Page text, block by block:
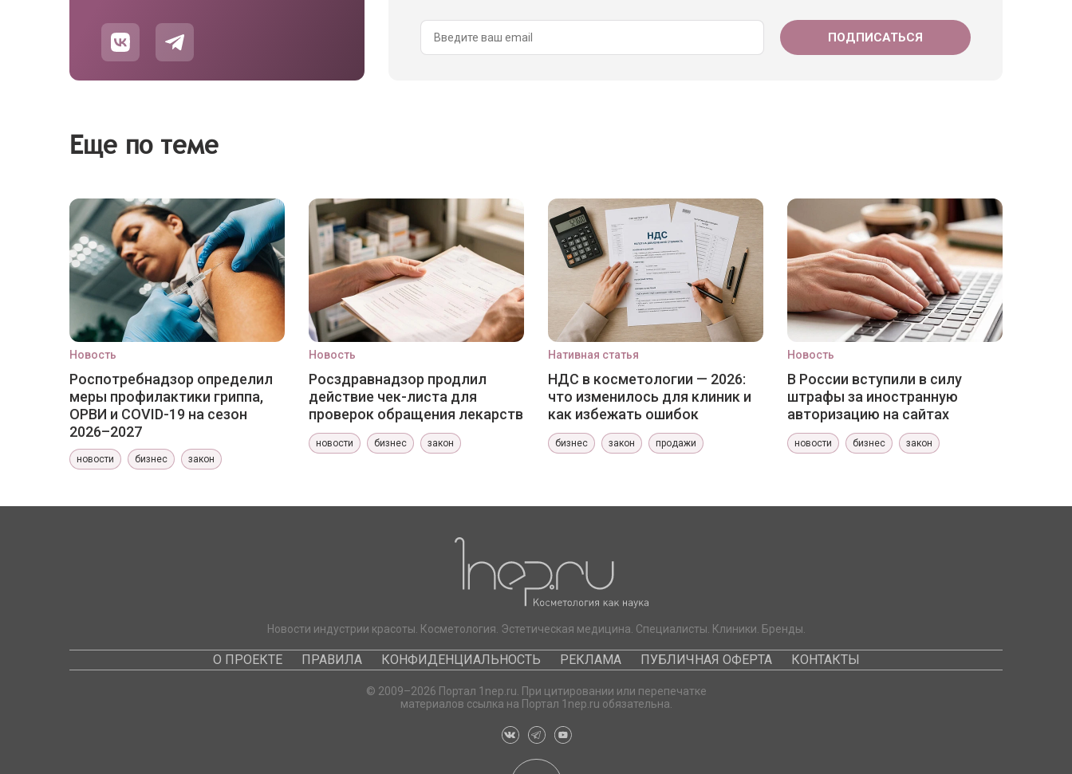
Еще по теме
Новость
Роспотребнадзор определил
меры профилактики гриппа,
ОРВИ и COVID-19 на сезон
2026–2027
новости бизнес закон
Новость
Росздравнадзор продлил
действие чек-листа для
проверок обращения лекарств
новости бизнес закон
Нативная статья
НДС в косметологии — 2026:
что изменилось для клиник и
как избежать ошибок
бизнес закон продажи
Новость
В России вступили в силу
штрафы за иностранную
авторизацию на сайтах
новости бизнес закон
Новости индустрии красоты. Косметология. Эстетическая медицина. Специалисты. Клиники. Бренды.
О ПРОЕКТЕ ПРАВИЛА КОНФИДЕНЦИАЛЬНОСТЬ РЕКЛАМА ПУБЛИЧНАЯ ОФЕРТА КОНТАКТЫ
© 2009–2026 Портал 1nep.ru. При цитировании или перепечатке
материалов ссылка на Портал 1nep.ru обязательна.